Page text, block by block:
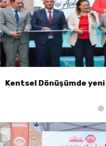
Yeniden
açıklamasını